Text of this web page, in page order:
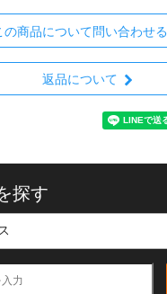
の商品について問い合わせる
返品について
探す